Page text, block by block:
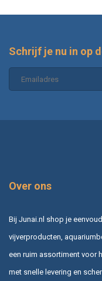
Schrijf je nu in op
Over ons
Bij Junai.nl shop je
vijverproducten,
een ruim assortiment voor
met snelle levering en